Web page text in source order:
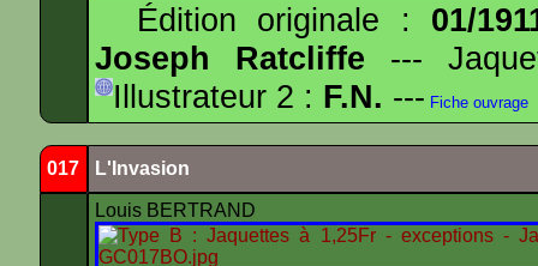
Édition originale : 01/
Joseph Ratcliffe ---
Illustrateur 2 : F.N. --- Fiche ouvrage
017 L'Invasion
Louis BERTRAND